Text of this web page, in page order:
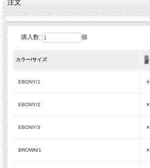
注文
購入数: 個
カラー/サイズ
在
庫
EBONY/1 ×
EBONY/2 ×
EBONY/3 ×
BROWN/1 ×